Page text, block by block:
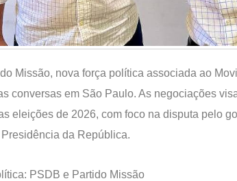
Missão, nova força política associada ao
conversas em São Paulo. As negociações
eleições de 2026, com foco na disputa pelo
da República.
PSDB e Partido Missão